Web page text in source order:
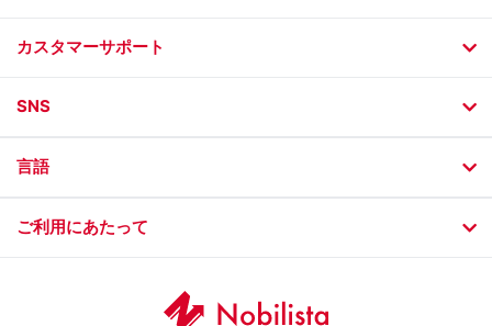
カスタマーサポート
SNS
言語
ご利用にあたって